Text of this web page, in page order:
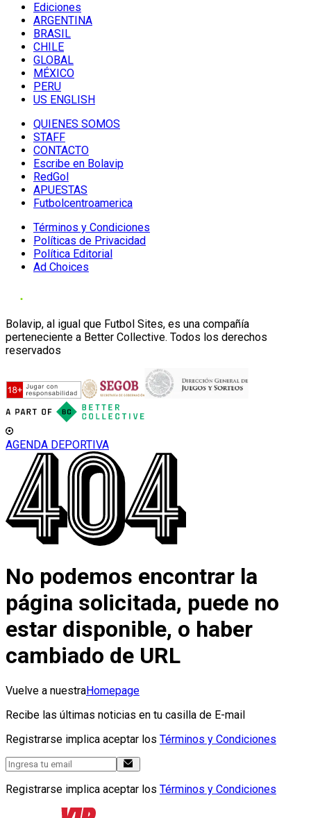
Ediciones
ARGENTINA
BRASIL
CHILE
GLOBAL
MÉXICO
PERU
US ENGLISH
QUIENES SOMOS
STAFF
CONTACTO
Escribe en Bolavip
RedGol
APUESTAS
Futbolcentroamerica
Términos y Condiciones
Políticas de Privacidad
Política Editorial
Ad Choices
Bolavip, al igual que Futbol Sites, es una compañía
perteneciente a Better Collective. Todos los derechos
reservados
AGENDA DEPORTIVA
No podemos encontrar la
página solicitada, puede no
estar disponible, o haber
cambiado de URL
Vuelve a nuestraHomepage
Recibe las últimas noticias en tu casilla de E-mail
Registrarse implica aceptar los Términos y Condiciones
Registrarse implica aceptar los Términos y Condiciones